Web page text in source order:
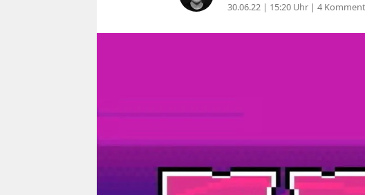
30.06.22 | 15:20 Uhr| 4